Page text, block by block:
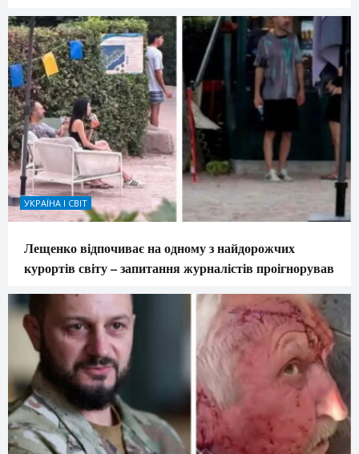
УКРАЇНА І СВІТ
Лещенко відпочиває на одному з найдорожчих
курортів світу – запитання журналістів проігнорував